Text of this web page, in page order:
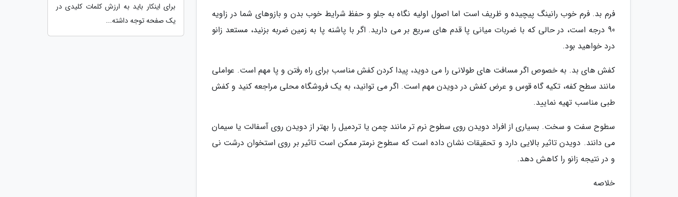
فرم بد. فرم خوب رانینگ پیچیده و ظریف است اما اصول اولیه نگاه به جلو و حفظ شرایط خوب بدن و بازوهای شما در زاویه
90 درجه است، در حالی که با ضربات میانی پا قدم های سریع بر می دارید. اگر با پاشنه پا به زمین ضربه بزنید، مستعد زانو
درد خواهید بود.
کفش های بد. به خصوص اگر مسافت های طولانی را می دوید، پیدا کردن کفش مناسب برای راه رفتن و پا مهم است. عواملی
مانند سطح کفه، تکیه گاه قوس و عرض کفش در دویدن مهم است. اگر می توانید، به یک فروشگاه محلی مراجعه کنید و کفش
طبی مناسب تهیه نمایید.
سطوح سفت و سخت. بسیاری از افراد دویدن روی سطوح نرم تر مانند چمن یا تردمیل را بهتر از دویدن روی آسفالت یا سیمان
می دانند. دویدن تاثیر بالایی دارد و تحقیقات نشان داده است که سطوح نرمتر ممکن است تاثیر بر روی استخوان درشت نی
و در نتیجه زانو را کاهش دهد.
خلاصه
برای اینکار باید به ارزش کلمات کلیدی در
یک صفحه توجه داشته...